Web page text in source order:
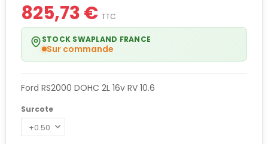
825,73 € TTC
STOCK SWAPLAND FRANCE
Sur commande
Ford RS2000 DOHC 2L 16v RV 10.6
Surcote